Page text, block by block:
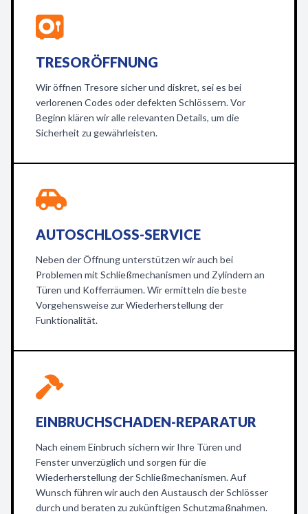
TRESORÖFFNUNG
Wir öffnen Tresore sicher und diskret, sei es bei
verlorenen Codes oder defekten Schlössern. Vor
Beginn klären wir alle relevanten Details, um die
Sicherheit zu gewährleisten.
AUTOSCHLOSS-SERVICE
Neben der Öffnung unterstützen wir auch bei
Problemen mit Schließmechanismen und Zylindern an
Türen und Kofferräumen. Wir ermitteln die beste
Vorgehensweise zur Wiederherstellung der
Funktionalität.
EINBRUCHSCHADEN-REPARATUR
Nach einem Einbruch sichern wir Ihre Türen und
Fenster unverzüglich und sorgen für die
Wiederherstellung der Schließmechanismen. Auf
Wunsch führen wir auch den Austausch der Schlösser
durch und beraten zu zukünftigen Schutzmaßnahmen.